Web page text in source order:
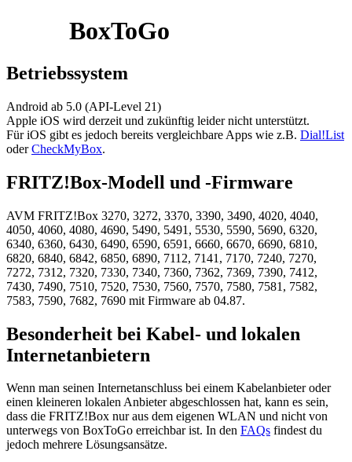
BoxToGo
Betriebssystem
Android ab 5.0 (API-Level 21)
Apple iOS wird derzeit und zukünftig leider nicht unterstützt.
Für iOS gibt es jedoch bereits vergleichbare Apps wie z.B. Dial!List
oderCheckMyBox.
FRITZ!Box-Modell und -Firmware
AVM FRITZ!Box 3270, 3272, 3370, 3390, 3490, 4020, 4040,
4050, 4060, 4080, 4690, 5490, 5491, 5530, 5590, 5690, 6320,
6340, 6360, 6430, 6490, 6590, 6591, 6660, 6670, 6690, 6810,
6820, 6840, 6842, 6850, 6890, 7112, 7141, 7170, 7240, 7270,
7272, 7312, 7320, 7330, 7340, 7360, 7362, 7369, 7390, 7412,
7430, 7490, 7510, 7520, 7530, 7560, 7570, 7580, 7581, 7582,
7583, 7590, 7682, 7690 mit Firmware ab 04.87.
Besonderheit bei Kabel- und lokalen
Internetanbietern
Wenn man seinen Internetanschluss bei einem Kabelanbieter oder
einen kleineren lokalen Anbieter abgeschlossen hat, kann es sein,
dass die FRITZ!Box nur aus dem eigenen WLAN und nicht von
unterwegs von BoxToGo erreichbar ist. In den FAQs findest du
jedoch mehrere Lösungsansätze.